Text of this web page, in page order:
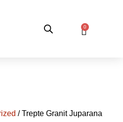
0
/ Trepte Granit Juparana